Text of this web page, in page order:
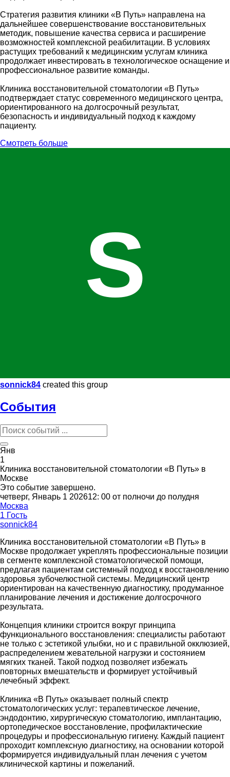
Стратегия развития клиники «В Путь» направлена на
дальнейшее совершенствование восстановительных
методик, повышение качества сервиса и расширение
возможностей комплексной реабилитации. В условиях
растущих требований к медицинским услугам клиника
продолжает инвестировать в технологическое оснащение и
профессиональное развитие команды.
Клиника восстановительной стоматологии «В Путь»
подтверждает статус современного медицинского центра,
ориентированного на долгосрочный результат,
безопасность и индивидуальный подход к каждому
пациенту.
Смотреть больше
S
sonnick84 created this group
События
Янв
1
Клиника восстановительной стоматологии «В Путь» в
Москве
Это событие завершено.
четверг, Январь 1 202612: 00 от полночи до полудня
Москва
1 Гость
sonnick84
Клиника восстановительной стоматологии «В Путь» в
Москве продолжает укреплять профессиональные позиции
в сегменте комплексной стоматологической помощи,
предлагая пациентам системный подход к восстановлению
здоровья зубочелюстной системы. Медицинский центр
ориентирован на качественную диагностику, продуманное
планирование лечения и достижение долгосрочного
результата.
Концепция клиники строится вокруг принципа
функционального восстановления: специалисты работают
не только с эстетикой улыбки, но и с правильной окклюзией,
распределением жевательной нагрузки и состоянием
мягких тканей. Такой подход позволяет избежать
повторных вмешательств и формирует устойчивый
лечебный эффект.
Клиника «В Путь» оказывает полный спектр
стоматологических услуг: терапевтическое лечение,
эндодонтию, хирургическую стоматологию, имплантацию,
ортопедическое восстановление, профилактические
процедуры и профессиональную гигиену. Каждый пациент
проходит комплексную диагностику, на основании которой
формируется индивидуальный план лечения с учетом
клинической картины и пожеланий.